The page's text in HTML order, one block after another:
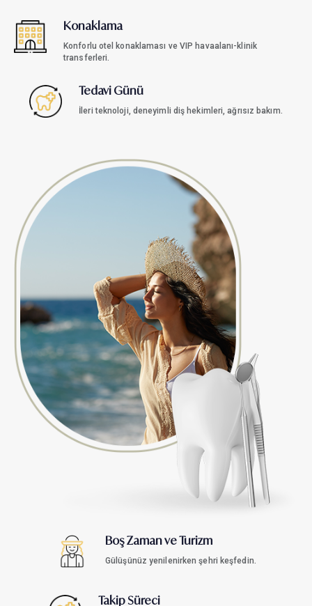
Konaklama
Konforlu otel konaklaması ve VIP havaalanı-klinik
transferleri.
Tedavi Günü
İleri teknoloji, deneyimli diş hekimleri, ağrısız bakım.
Boş Zaman ve Turizm
Gülüşünüz yenilenirken şehri keşfedin.
Takip Süreci